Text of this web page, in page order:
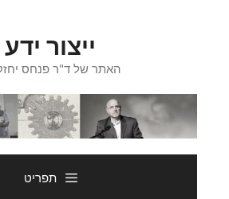
ייצור ידע
האתר של ד"ר פנחס
תפריט